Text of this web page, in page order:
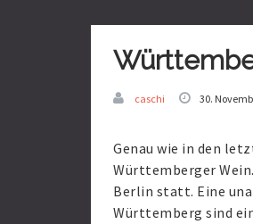
caschi 30.
Genau wie in den
Württemberger
Berlin statt. Eine
Württemberg sind